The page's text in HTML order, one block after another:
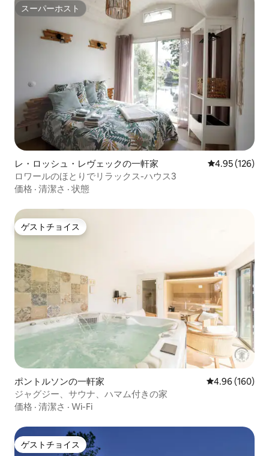
スーパーホスト
スーパーホスト
レ・ロッシュ・レヴェックの一軒家 レビュー126
4.95 (126)
ロワールのほとりでリラックス-ハウス3
価格 · 清潔さ · 状態
ゲストチョイス
ゲストチョイス
ポントルソンの一軒家 レビュー160
4.96 (160)
ジャグジー、サウナ、ハマム付きの家
価格 · 清潔さ · Wi-Fi
ゲストチョイス
ゲストチョイス